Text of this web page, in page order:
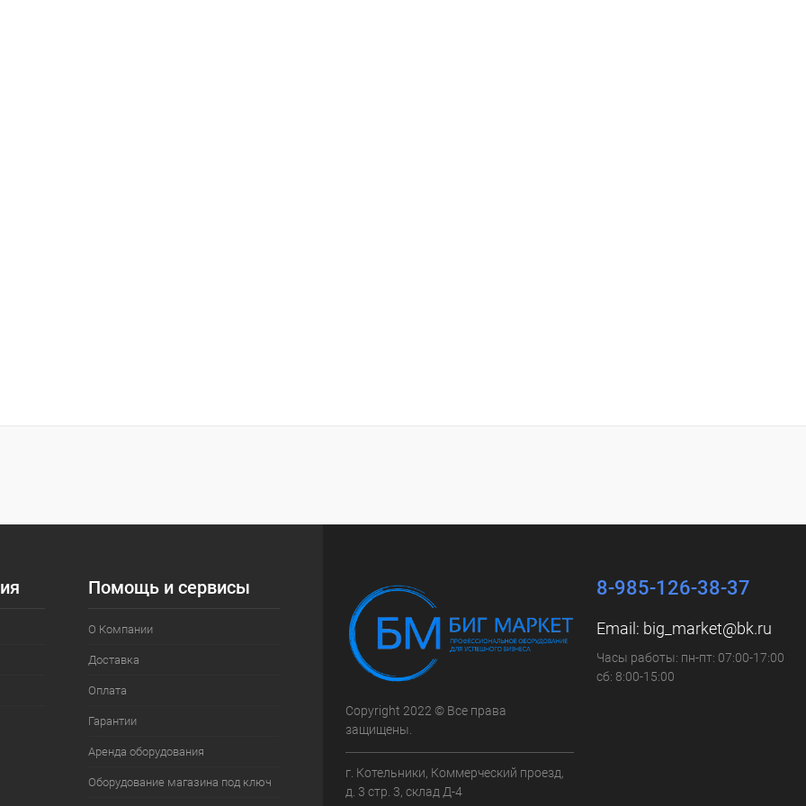
Помощь и сервисы
О Компании
Доставка
Оплата
Гарантии
Аренда оборудования
Оборудование магазина под ключ
Copyright 2022 © Все права
защищены.
г. Котельники, Коммерческий проезд,
д. 3 стр. 3, склад Д-4
8-985-126-38-37
Email: big_market@bk.ru
Часы работы: пн-пт: 07:00-17:00
сб: 8:00-15:00